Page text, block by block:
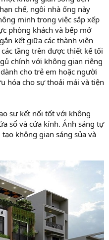
chế, ngôi nhà ống này
minh trong việc sắp xếp
phòng khách và bếp mở
kết giữa các thành viên
tầng trên được thiết kế tối
chính với không gian riêng
cho trẻ em hoặc người
hóa cho sự thoải mái và tiện
sự kết nối tốt với không
sổ và cửa kính. Ánh sáng tự
không gian sáng sủa và